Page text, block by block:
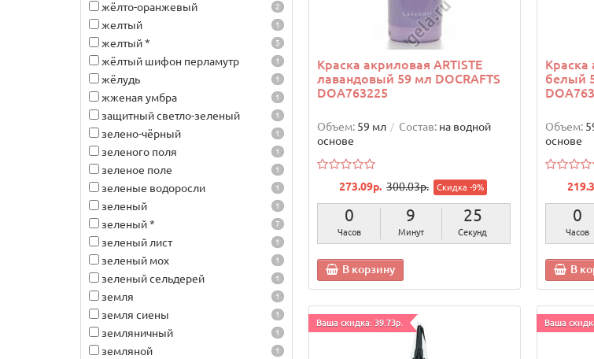
жёлто-оранжевый 2
желтый 1
желтый * 5
жёлтый шифон перламутр 1
жёлудь 1
жженая умбра 1
защитный светло-зеленый 1
зелено-чёрный 1
зеленого поля 1
зеленое поле 1
зеленые водоросли 1
зеленый 1
зеленый * 7
зеленый лист 1
зеленый мох 1
зеленый сельдерей 1
земля 1
земля сиены 1
земляничный 1
земляной 1
Краска акриловая ARTISTE
лавандовый 59 мл DOCRAFTS
DOA763225
Объем: 59 мл Состав: на водной
основе
273.09р. 300.03р. Скидка -9%
0
Часов
9
Минут
24
Секунды
В корзину
Краска
белый
Объем:
основе
0
Часов
В
Ваша скидка: 39.73р. Ваша